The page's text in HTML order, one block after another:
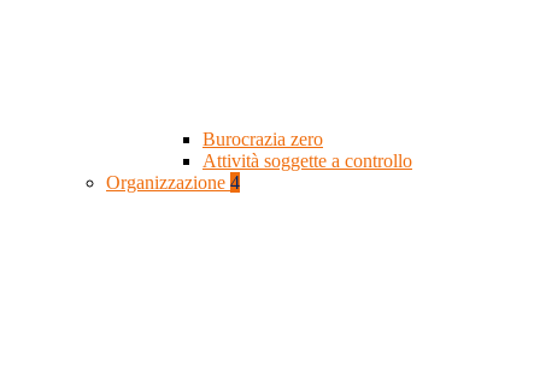
Burocrazia zero
Attività soggette a controllo
Organizzazione 4